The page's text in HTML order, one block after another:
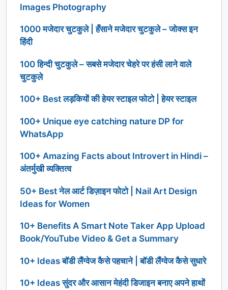
Images Photography
1000 मजेदार चुटकुले | हँसाने मजेदार चुटकुले – जोक्स इन
हिंदी
100 हिन्दी चुटकुले – सबसे मजेदार चेहरे पर हंसी लाने वाले
चुटकुले
100+ Best लड़कियों की हेयर स्टाइल फोटो | हेयर स्टाइल
100+ Unique eye catching nature DP for
WhatsApp
100+ Amazing Facts about Introvert in Hindi –
अंतर्मुखी व्यक्तित्व
50+ Best नेल आर्ट डिज़ाइन फोटो | Nail Art Design
Ideas for Women
10+ Benefits A Smart Note Taker App Upload
Book/YouTube Video & Get a Summary
10+ Ideas बॉडी लैंग्वेज कैसे पहचाने | बॉडी लैंग्वेज कैसे सुधारे
10+ Ideas सुंदर और आसान मेहंदी डिजाइन बनाए अपने हाथों